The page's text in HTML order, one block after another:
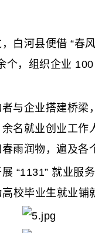
河县便借 “春
，组织企业
企业搭建桥梁
名就业创业工
雨润物，遍及各
就业服
校毕业生就业铺